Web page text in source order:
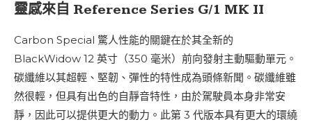
靈感來自 Reference Series G/1 MK II
Carbon Special 驚人性能的關鍵在於其全新的
BlackWidow 12 英寸（350 毫米）前向發射主動驅動單元。
碳纖維以其超輕、堅韌、彈性的特性成為頭條新聞。碳纖維雖
然很輕，但具有出色的自靜音特性，由於駕駛員本身非常安
靜，因此可以提供更大的動力。此第 3 代版本具有更大的環繞